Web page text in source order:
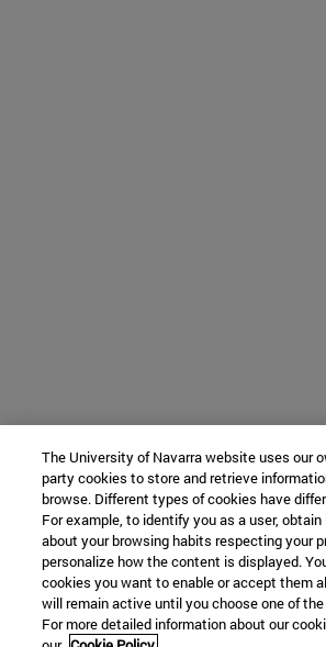
The University of Navarra website uses our
party cookies to store and retrieve
browse. Different types of cookies have
For example, to identify you as a user,
about your browsing habits respecting your
personalize how the content is displayed.
cookies you want to enable or accept them
will remain active until you choose one of
For more detailed information about our